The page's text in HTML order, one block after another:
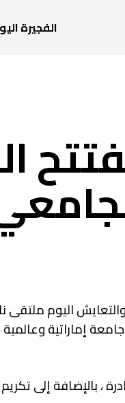
الفجيرة
اليوم
، بالإضافة إلى